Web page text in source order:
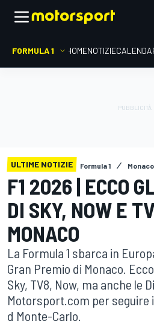
FORMULA 1 HOMENOTIZIE
ULTIME NOTIZIE Formula 1 Monaco
F1 2026 | ECCO
DI SKY, NOW E
MONACO
La Formula 1 sbarca in
Gran Premio di Monaco.
Sky, TV8, Now, ma anche le
Motorsport.com per seguire
d Monte-Carlo.